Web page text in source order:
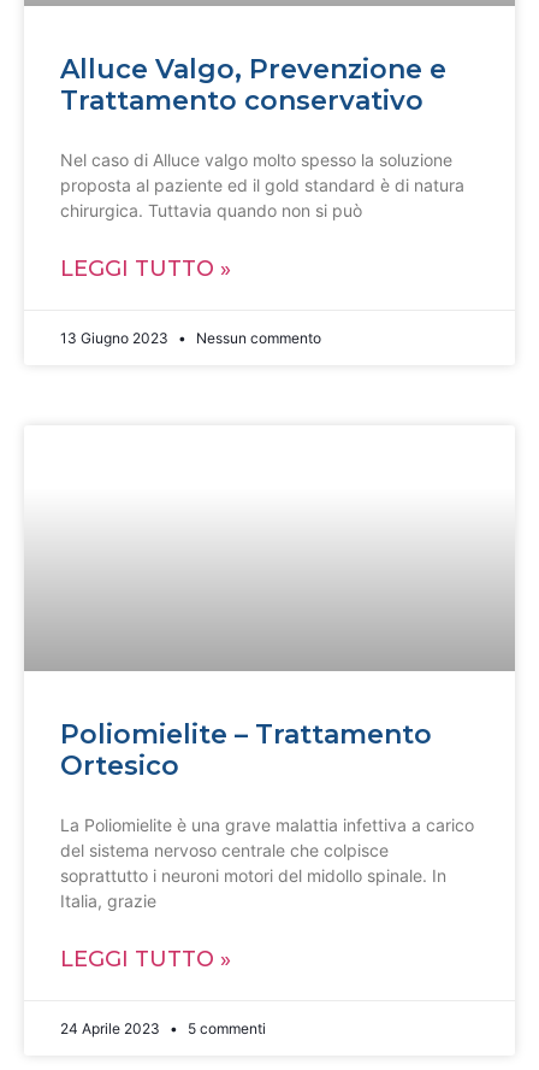
Alluce Valgo, Prevenzione e
Trattamento conservativo
Nel caso di Alluce valgo molto spesso la soluzione
proposta al paziente ed il gold standard è di natura
chirurgica. Tuttavia quando non si può
LEGGI TUTTO »
13 Giugno 2023 Nessun commento
Poliomielite – Trattamento
Ortesico
La Poliomielite è una grave malattia infettiva a carico
del sistema nervoso centrale che colpisce
soprattutto i neuroni motori del midollo spinale. In
Italia, grazie
LEGGI TUTTO »
24 Aprile 2023 5 commenti